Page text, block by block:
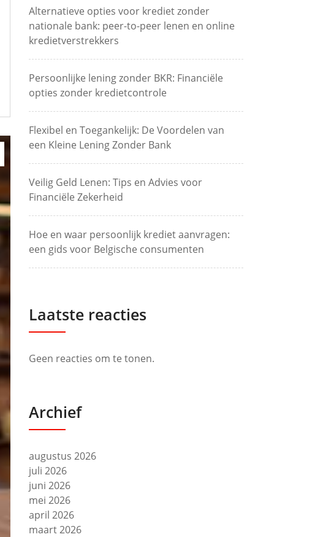
Alternatieve opties voor krediet zonder
nationale bank: peer-to-peer lenen en online
kredietverstrekkers
Persoonlijke lening zonder BKR: Financiële
opties zonder kredietcontrole
Flexibel en Toegankelijk: De Voordelen van
een Kleine Lening Zonder Bank
Veilig Geld Lenen: Tips en Advies voor
Financiële Zekerheid
Hoe en waar persoonlijk krediet aanvragen:
een gids voor Belgische consumenten
Laatste reacties
Geen reacties om te tonen.
Archief
augustus 2026
juli 2026
juni 2026
mei 2026
april 2026
maart 2026